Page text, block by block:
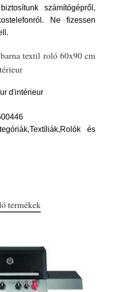
számítógépről,
Ne fizessen
textil roló 60x90 cm
d'intérieur
és
termékek